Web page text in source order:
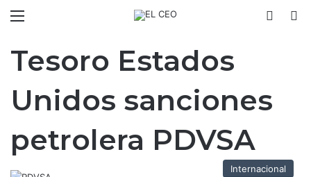
Tesoro Estados
Unidos sanciones
petrolera PDVSA
Internacional